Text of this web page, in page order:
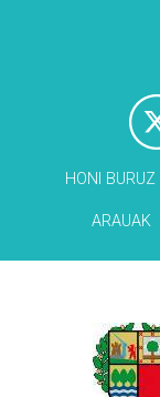
HONI BURUZ
ARAUAK